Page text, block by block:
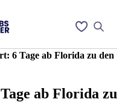
6 Tage ab Florida zu den
ab Florida zu